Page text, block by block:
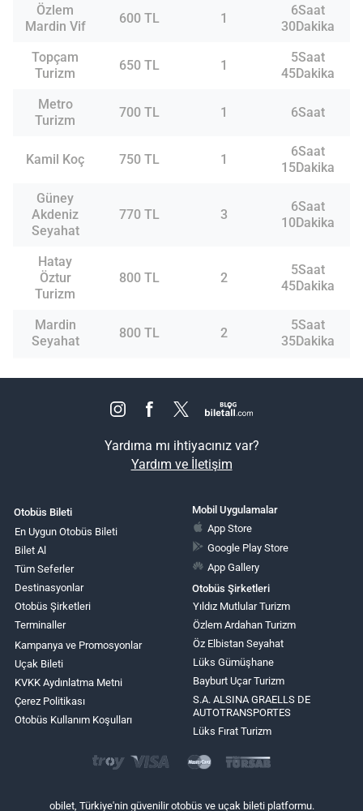
Özlem
Mardin Vif
600 TL 1
6Saat
30Dakika
Topçam
Turizm
650 TL 1
5Saat
45Dakika
Metro
Turizm
700 TL 1 6Saat
Kamil Koç 750 TL 1
6Saat
15Dakika
Güney
Akdeniz
Seyahat
770 TL 3
6Saat
10Dakika
Hatay
Öztur
Turizm
800 TL 2
5Saat
45Dakika
Mardin
Seyahat
800 TL 2
5Saat
35Dakika
Yardıma mı ihtiyacınız var?
Yardım ve İletişim
Otobüs Bileti
En Uygun Otobüs Bileti
Bilet Al
Tüm Seferler
Destinasyonlar
Otobüs Şirketleri
Terminaller
Kampanya ve Promosyonlar
Uçak Bileti
KVKK Aydınlatma Metni
Çerez Politikası
Otobüs Kullanım Koşulları
Mobil Uygulamalar
App Store
Google Play Store
App Gallery
Otobüs Şirketleri
Yıldız Mutlular Turizm
Özlem Ardahan Turizm
Öz Elbistan Seyahat
Lüks Gümüşhane
Bayburt Uçar Turizm
S.A. ALSINA GRAELLS DE
AUTOTRANSPORTES
Lüks Fırat Turizm
obilet, Türkiye'nin güvenilir otobüs ve uçak bileti platformu.